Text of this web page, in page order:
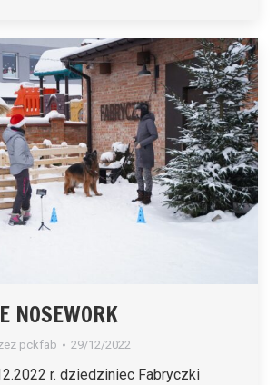
NOSEWORK
pckfab 29/12/2022
r. dziedziniec Fabryczki